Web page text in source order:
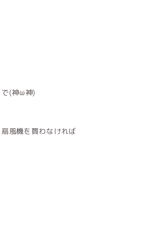
で(神ω神)
風機を買わなければ